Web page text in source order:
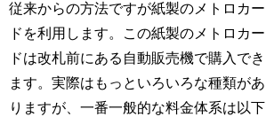
従来からの方法ですが紙製のメトロカー
ドを利用します。この紙製のメトロカー
ドは改札前にある自動販売機で購入でき
ます。実際はもっといろいろな種類があ
りますが、一番一般的な料金体系は以下